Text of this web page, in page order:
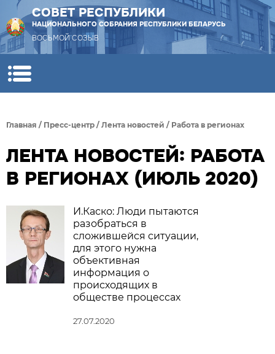
СОВЕТ РЕСПУБЛИКИ
НАЦИОНАЛЬНОГО СОБРАНИЯ РЕСПУБЛИКИ БЕЛАРУСЬ
ВОСЬМОЙ СОЗЫВ
Главная / Пресс-центр / Лента новостей / Работа в регионах
ЛЕНТА НОВОСТЕЙ: РАБОТА
В РЕГИОНАХ (ИЮЛЬ 2020)
И.Каско: Люди пытаются
разобраться в
сложившейся ситуации,
для этого нужна
объективная
информация о
происходящих в
обществе процессах
27.07.2020